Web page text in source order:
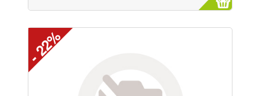
- 22%